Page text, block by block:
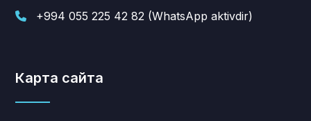
+994 055 225 42 82 (WhatsApp aktivdir)
Карта сайта